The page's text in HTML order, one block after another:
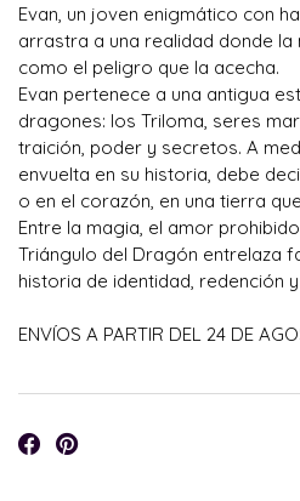
Evan, un joven enigmático con
arrastra a una realidad donde
como el peligro que la acecha.
Evan pertenece a una antigua
dragones: los Triloma, seres
traición, poder y secretos. A
envuelta en su historia, debe
o en el corazón, en una tierra
Entre la magia, el amor
Triángulo del Dragón entrelaza
historia de identidad, redención
ENVÍOS A PARTIR DEL 24 DE